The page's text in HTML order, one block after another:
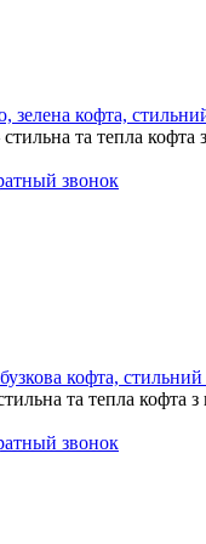
кофта,
та тепла
звонок
кофта, стильний
та тепла
звонок